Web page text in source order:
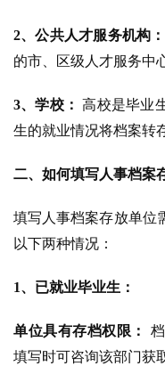
2、公共人才服务机构：
的市、区级人才服务中
3、学校： 高校是毕业
生的就业情况将档案转
二、如何填写人事档案
填写人事档案存放单位
以下两种情况：
1、已就业毕业生：
单位具有存档权限：
填写时可咨询该部门获